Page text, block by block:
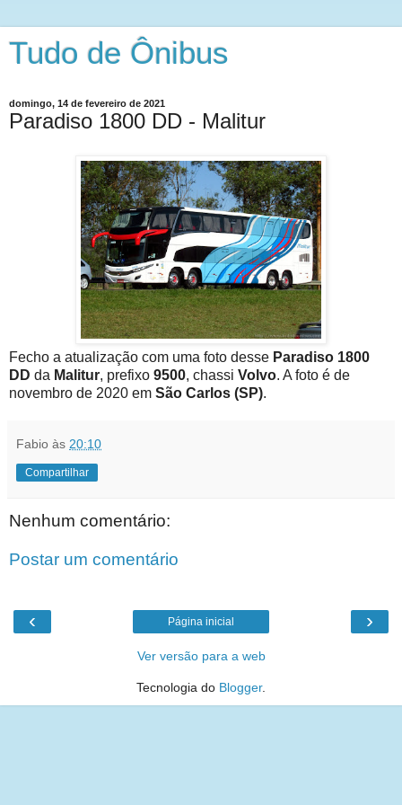
Tudo de Ônibus
domingo, 14 de fevereiro de 2021
Paradiso 1800 DD - Malitur
Fecho a atualização com uma foto desse Paradiso 1800
DD da Malitur, prefixo 9500, chassi Volvo. A foto é de
novembro de 2020 em São Carlos (SP).
Fabio às 20:10
Compartilhar
Nenhum comentário:
Postar um comentário
‹ ›
Página inicial
Ver versão para a web
Tecnologia do Blogger.